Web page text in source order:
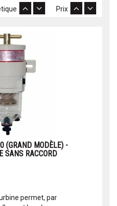
Prix
(GRAND MODÈLE) -
SANS RACCORD
permet, par